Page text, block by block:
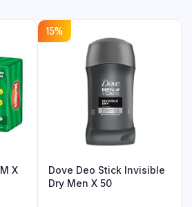
X
15%
Dove Deo Stick Invisible
Dry Men X 50